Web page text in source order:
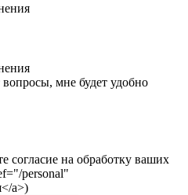
мне будет удобно
согласие на обработку ваших
personal"
a>)